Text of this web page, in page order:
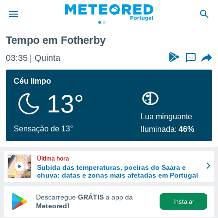
da
foi
fornecidas
a este
das
e
forma
digital
Tempo em Fotherby
03:35 Quinta ...
Céu limpo
13°
Sensação de 13°
Lua minguante
Iluminada:46%
Última hora
Subida das temperaturas, poeiras do Saara e
chuva: datas e zonas mais afetadas em Portugal
Descarregue GRÁTIS a app da
Meteored!
Instalar